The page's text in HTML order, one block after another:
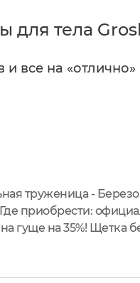
для тела
все на «отлично»
труженица -
приобрести:
гуще на 35%! Щетка